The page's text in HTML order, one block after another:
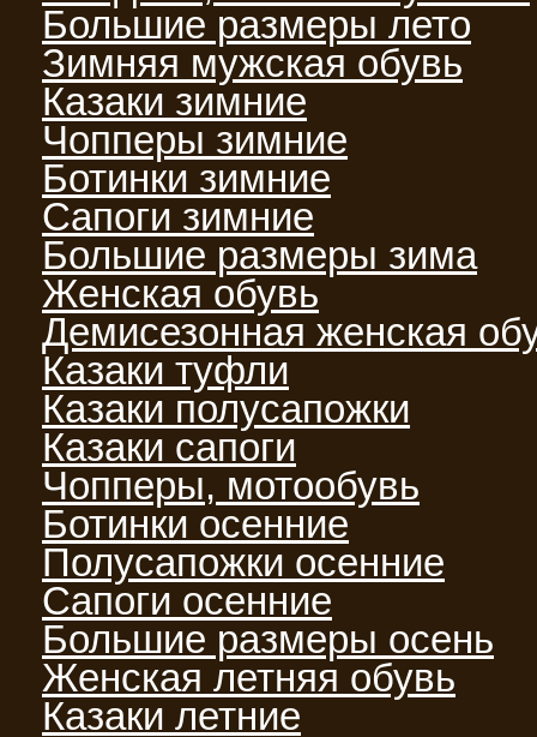
Большие размеры лето
Зимняя мужская обувь
Казаки зимние
Чопперы зимние
Ботинки зимние
Сапоги зимние
Большие размеры зима
Женская обувь
Демисезонная женская
Казаки туфли
Казаки полусапожки
Казаки сапоги
Чопперы, мотообувь
Ботинки осенние
Полусапожки осенние
Сапоги осенние
Большие размеры осень
Женская летняя обувь
Казаки летние